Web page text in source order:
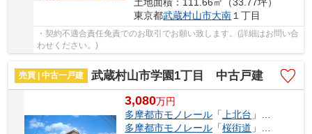
東京都武蔵村山市大南 １丁目
・契約不適合責任免責でのお取引でお願い致します。(詳細はお問い合
わせください。)
売買 | 中古一戸建 武蔵村山市学園1丁目 中古戸建
3,080万円
多摩都市モノレール 「 上北台 」駅 徒歩26分
多摩都市モノレール 「桜街道 」駅 バス5分 「東京小児療育病院南」 停歩10分